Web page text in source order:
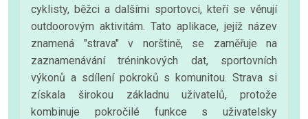
cyklisty, běžci a dalšími sportovci, kteří se věnují
outdoorovým aktivitám. Tato aplikace, jejíž název
znamená "strava" v norštině, se zaměřuje na
zaznamenávání tréninkových dat, sportovních
výkonů a sdílení pokroků s komunitou. Strava si
získala širokou základnu uživatelů, protože
kombinuje pokročilé funkce s uživatelsky